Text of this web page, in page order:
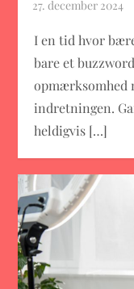
I en tid hvor
bare et
opmærksomhed
indretningen.
heldigvis […]